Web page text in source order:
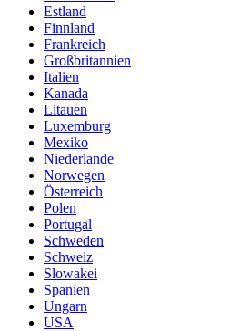
Estland
Finnland
Frankreich
Großbritannien
Italien
Kanada
Litauen
Luxemburg
Mexiko
Niederlande
Norwegen
Österreich
Polen
Portugal
Schweden
Schweiz
Slowakei
Spanien
Ungarn
USA